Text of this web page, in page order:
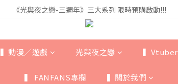
《光與夜之戀-三週年》三大系列 限時預購啟動!!!
《光與夜之戀-三週年》三大系列 限時預購啟動!!!
全館滿$999即享免運🚛
《光與夜之戀-三週年》三大系列 限時預購啟動!!!
▍動漫／遊戲 光與夜之戀 ▍Vtuber
▍ FANFANS專欄 ▍關於我們